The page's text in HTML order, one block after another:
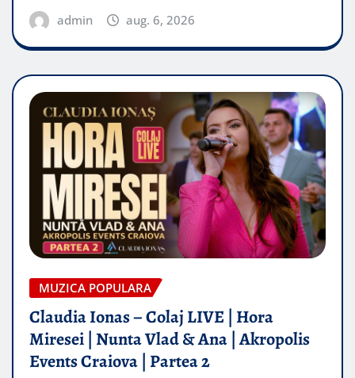
admin aug. 6, 2026
MUZICA POPULARA
Claudia Ionas – Colaj LIVE | Hora
Miresei | Nunta Vlad & Ana | Akropolis
Events Craiova | Partea 2